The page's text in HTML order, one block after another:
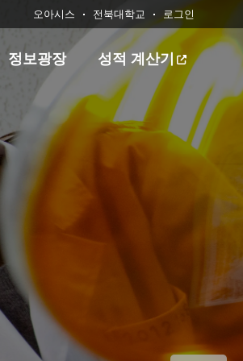
오아시스 전북대학교 로그인
정보광장 성적 계산기